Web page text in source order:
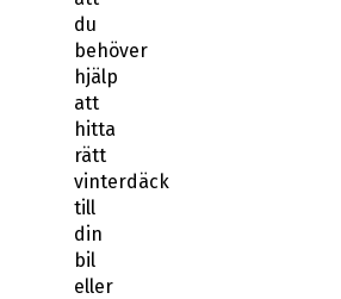
du
behöver
hjälp
att
hitta
rätt
vinterdäck
till
din
bil
eller